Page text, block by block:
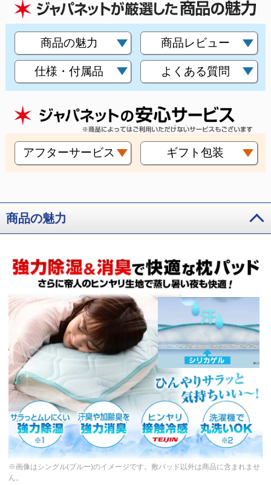
商品の魅力 商品レビュー
仕様・付属品 よくある質問
アフターサービス ギフト包装
商品の魅力
※画像はシングル(ブルー)のイメージです。敷パッド以外は商品に含まれませ
ん。